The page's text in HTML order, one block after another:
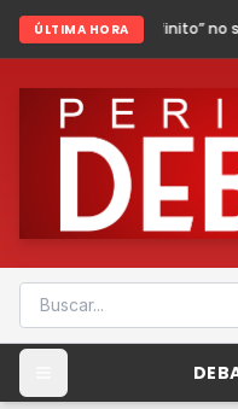
ÚLTIMA HORA
no solo consume tu